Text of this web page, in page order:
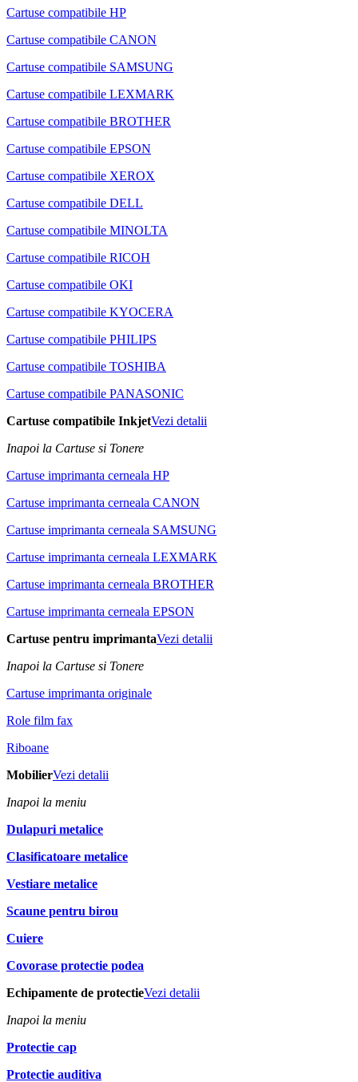
Cartuse compatibile HP
Cartuse compatibile CANON
Cartuse compatibile SAMSUNG
Cartuse compatibile LEXMARK
Cartuse compatibile BROTHER
Cartuse compatibile EPSON
Cartuse compatibile XEROX
Cartuse compatibile DELL
Cartuse compatibile MINOLTA
Cartuse compatibile RICOH
Cartuse compatibile OKI
Cartuse compatibile KYOCERA
Cartuse compatibile PHILIPS
Cartuse compatibile TOSHIBA
Cartuse compatibile PANASONIC
Cartuse compatibile InkjetVezi detalii
Inapoi la Cartuse si Tonere
Cartuse imprimanta cerneala HP
Cartuse imprimanta cerneala CANON
Cartuse imprimanta cerneala SAMSUNG
Cartuse imprimanta cerneala LEXMARK
Cartuse imprimanta cerneala BROTHER
Cartuse imprimanta cerneala EPSON
Cartuse pentru imprimantaVezi detalii
Inapoi la Cartuse si Tonere
Cartuse imprimanta originale
Role film fax
Riboane
MobilierVezi detalii
Inapoi la meniu
Dulapuri metalice
Clasificatoare metalice
Vestiare metalice
Scaune pentru birou
Cuiere
Covorase protectie podea
Echipamente de protectieVezi detalii
Inapoi la meniu
Protectie cap
Protectie auditiva